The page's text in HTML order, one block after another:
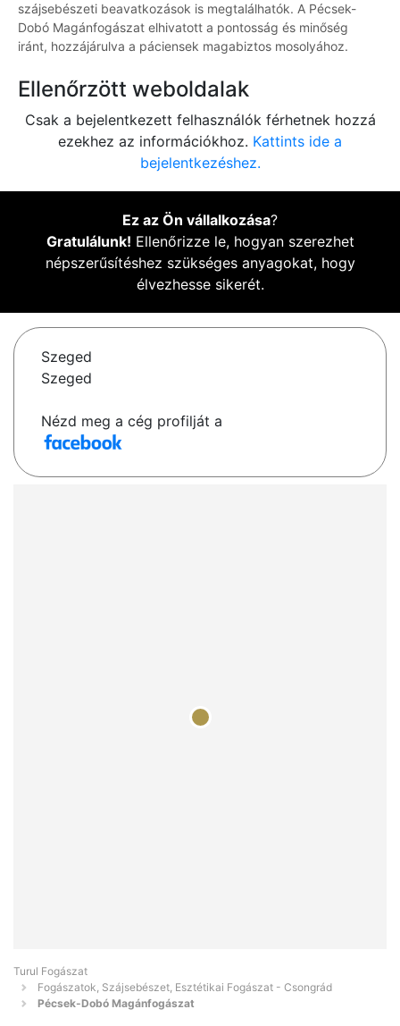
szájsebészeti beavatkozások is megtalálhatók. A Pécsek-
Dobó Magánfogászat elhivatott a pontosság és minőség
iránt, hozzájárulva a páciensek magabiztos mosolyához.
Ellenőrzött weboldalak
Csak a bejelentkezett felhasználók férhetnek hozzá
ezekhez az információkhoz. Kattints ide a
bejelentkezéshez.
Ez az Ön vállalkozása?
Gratulálunk! Ellenőrizze le, hogyan szerezhet
népszerűsítéshez szükséges anyagokat, hogy
élvezhesse sikerét.
Szeged
Szeged
Nézd meg a cég profilját a
Turul Fogászat
Fogászatok, Szájsebészet, Esztétikai Fogászat - Csongrád
Pécsek-Dobó Magánfogászat